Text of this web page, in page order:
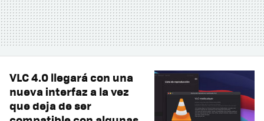
VLC 4.0 llegará con una
nueva interfaz a la vez
que deja de ser